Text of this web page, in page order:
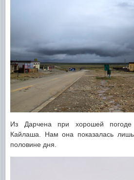
Из Дарчена при хорошей
Кайлаша. Нам она показалась
половине дня.